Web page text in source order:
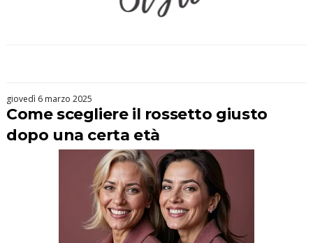
giovedì 6 marzo 2025
Come scegliere il rossetto giusto
dopo una certa età